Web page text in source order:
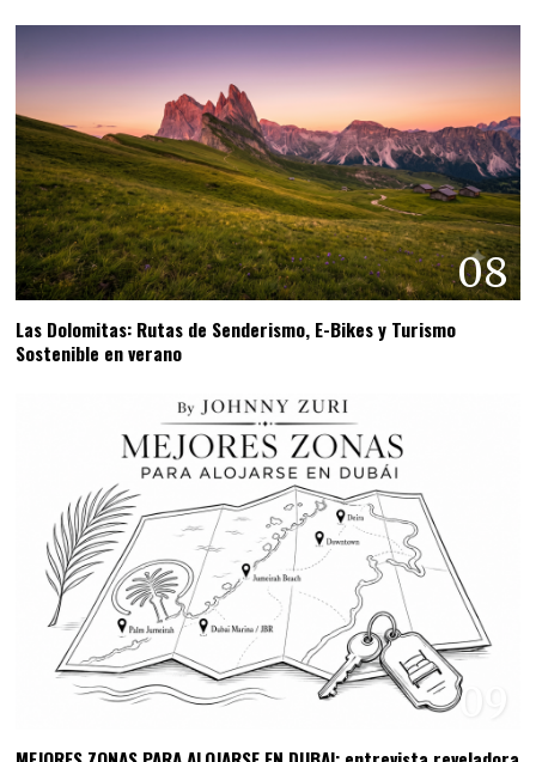
08
Las Dolomitas: Rutas de Senderismo, E-Bikes y Turismo
Sostenible en verano
09